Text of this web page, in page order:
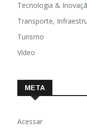
Tecnologia &
Transporte,
Turismo
Vídeo
META
Acessar